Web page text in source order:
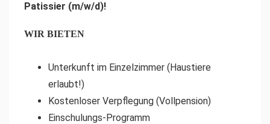
Patissier (m/w/d)!
WIR BIETEN
Unterkunft im Einzelzimmer (Haustiere
erlaubt!)
Kostenloser Verpflegung (Vollpension)
Einschulungs-Programm